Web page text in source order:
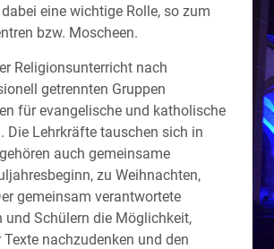
eine wichtige Rolle, so zum
bzw. Moscheen.
Religionsunterricht nach
getrennten Gruppen
für evangelische und katholische
Die Lehrkräfte tauschen sich in
auch gemeinsame
zu Weihnachten,
gemeinsam verantwortete
und Schülern die Möglichkeit,
nachzudenken und den